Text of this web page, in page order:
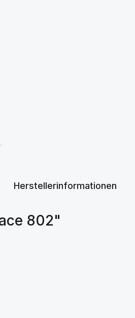
Herstellerinformationen
802"